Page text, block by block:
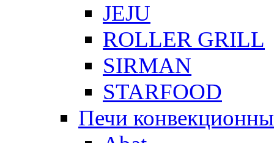
JEJU
ROLLER GRILL
SIRMAN
STARFOOD
Печи